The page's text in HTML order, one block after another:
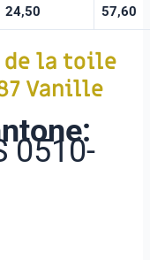
24,50 57,60
de la toile
Vanille
0510-